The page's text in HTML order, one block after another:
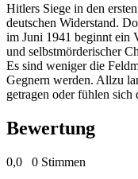
Hitlers Siege in den
deutschen Widerstand.
im Juni 1941 beginnt ein
und selbstmörderischer
Es sind weniger die
Gegnern werden. Allzu
getragen oder fühlen
Bewertung
0,0 0 Stimmen